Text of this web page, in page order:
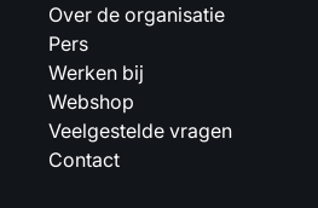
Over de organisatie
Pers
Werken bij
Webshop
Veelgestelde vragen
Contact